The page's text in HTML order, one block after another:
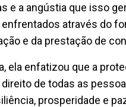
e a angústia que isso
através do
e da prestação de
ela enfatizou que a
de todas as
prosperidade e